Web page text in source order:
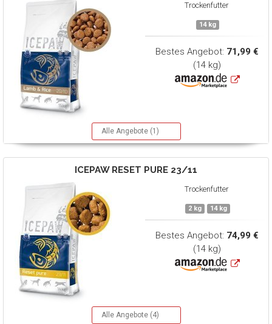
Trockenfutter
14 kg
Bestes Angebot: 71,99 €
(14 kg)
Alle Angebote (1)
ICEPAWRESET PURE 23/11
Trockenfutter
2 kg 14 kg
Bestes Angebot: 74,99 €
(14 kg)
Alle Angebote (4)